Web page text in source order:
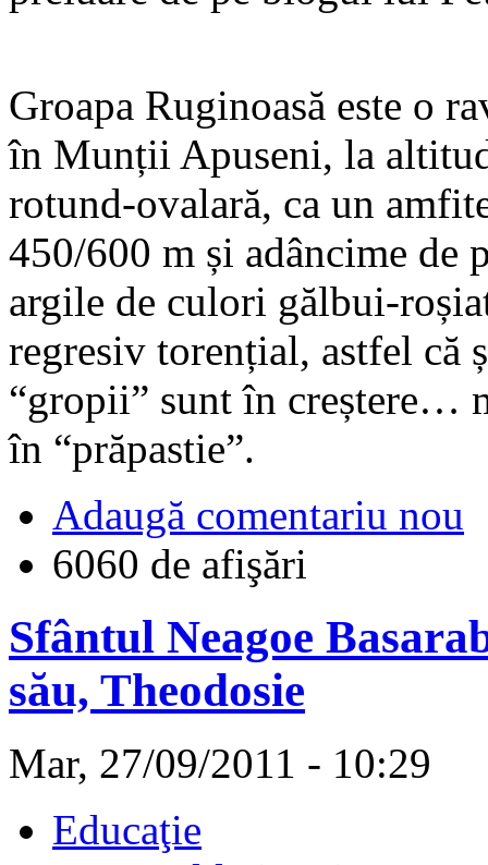
Groapa Ruginoasă este o
în Munții Apuseni, la
rotund-ovalară, ca un
450/600 m și adâncime de
argile de culori gălbui-
regresiv torențial, astfel că
“gropii” sunt în creștere…
în “prăpastie”.
Adaugă comentariu nou
6060 de afişări
Sfântul Neagoe
său, Theodosie
Mar, 27/09/2011 - 10:29
Educaţie